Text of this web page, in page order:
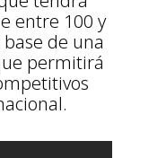
entre 100 y
base de una
permitirá